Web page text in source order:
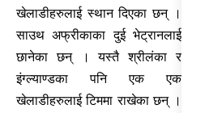
खेलाडीहरुलाई स्थान दिएका छन् ।
साउथ अफ्रीकाका दुई भेट्रानलाई
छानेका छन् । यस्तै श्रीलंका र
इंग्ल्याण्डका पनि एक एक
खेलाडीहरुलाई टिममा राखेका छन् ।